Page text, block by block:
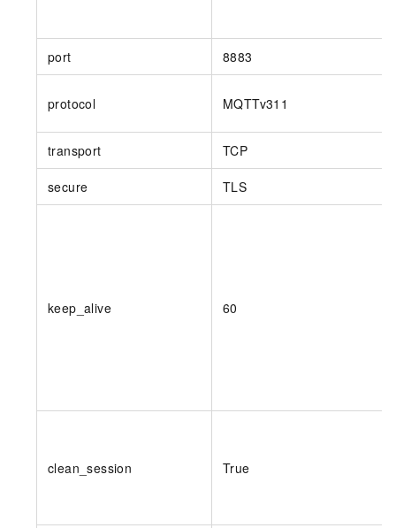
port 8883
protocol MQTTv311
transport TCP
secure TLS
keep_alive 60
clean_session True